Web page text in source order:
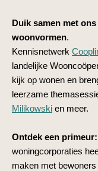
Duik samen met
woonvormen.
Kennisnetwerk
landelijke
kijk op wonen en
leerzame
Milikowski en meer.
Ontdek een
woningcorporaties
maken met